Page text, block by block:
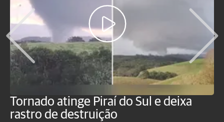
Tornado atinge Piraí do Sul e deixa
rastro de destruição